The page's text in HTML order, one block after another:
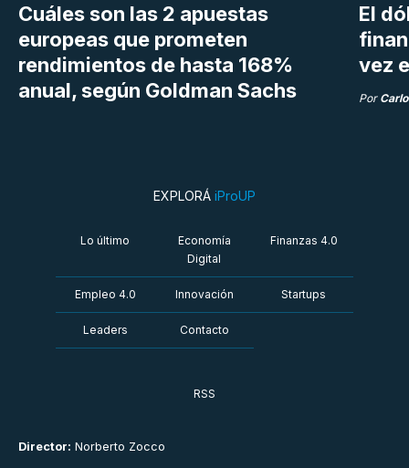
Cuáles son las 2 apuestas
europeas que prometen
rendimientos de hasta 168%
anual, según Goldman Sachs
El
vez
Por
Director: Norberto Zocco
EXPLORÁ iProUP
Lo último
Economía
Digital
Finanzas 4.0
Empleo 4.0 Innovación Startups
Leaders Contacto
RSS